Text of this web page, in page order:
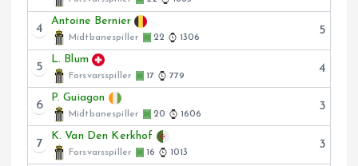
4
Antoine Bernier
Midtbanespiller 22 1306
5
5
L. Blum
Forsvarsspiller 17 779
4
6
P. Guiagon
Midtbanespiller 20 1606
3
7
K. Van Den Kerkhof
Forsvarsspiller 16 1013
3